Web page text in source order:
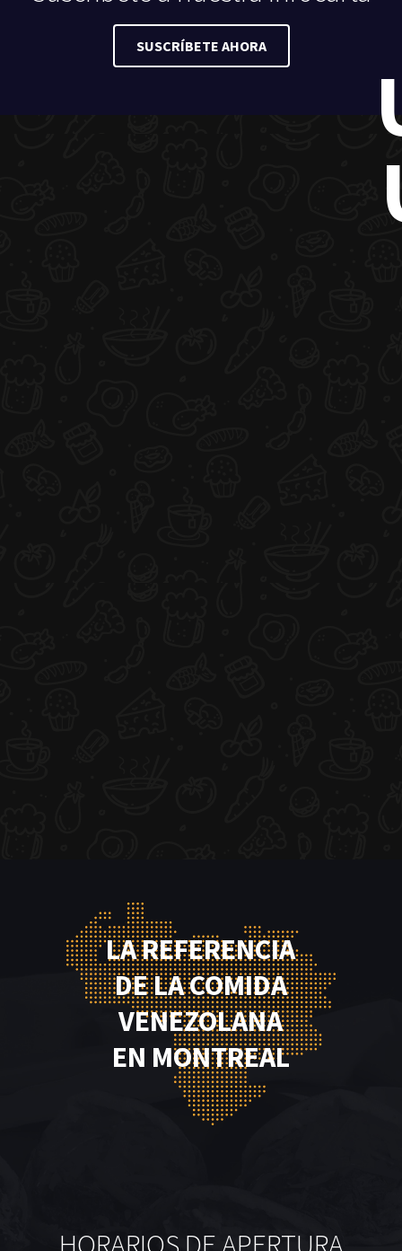
SUSCRÍBETE AHORA
LA REFERENCIA
DE LA COMIDA
VENEZOLANA
EN MONTREAL